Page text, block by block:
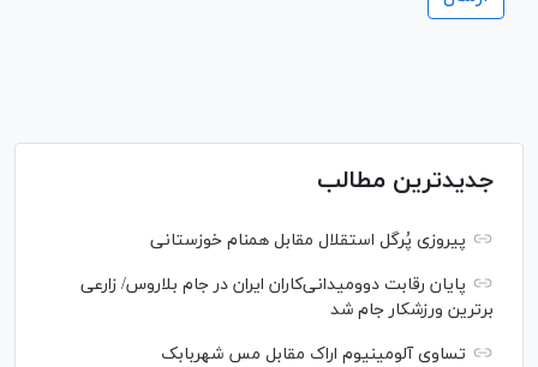
جدیدترین مطالب
پیروزی پُرگل استقلال مقابل همنام خوزستانی
پایان رقابت دوومیدانی‌کاران ایران در جام بلاروس/ زارعی
برترین ورزشکار جام شد
تساوی آلومینیوم اراک مقابل مس شهربابک